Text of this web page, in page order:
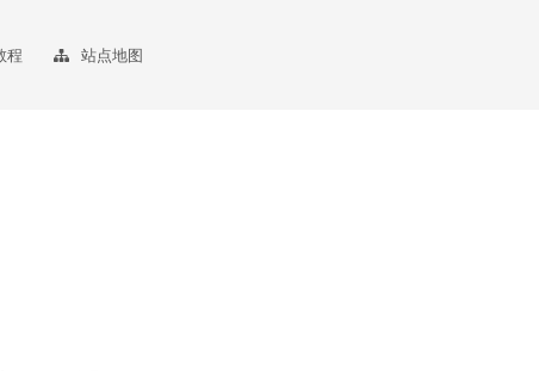
程 站点地图